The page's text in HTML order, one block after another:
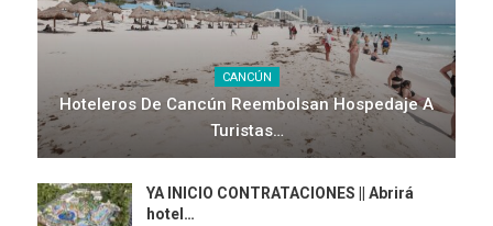
CANCÚN
Hoteleros De Cancún Reembolsan Hospedaje A
Turistas…
YA INICIO CONTRATACIONES || Abrirá
hotel…